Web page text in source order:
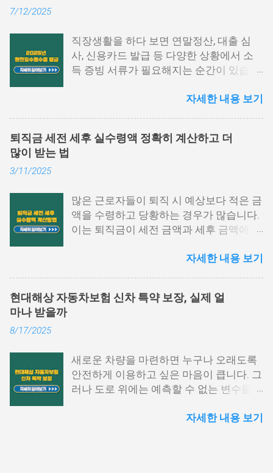
7/12/2025
직장생활을 하다 보면 연말정산, 대출 심
사, 신용카드 발급 등 다양한 상황에서 소
득 증빙 서류가 필요해지는 순간이 있습니
년간의 급여와 세금 납부 내역을 한눈에 확
하는지, 어디에서 발급이 가능한지 막막하
국세청 홈택스에서 발급하는 방법 2. 모바
일 손택스 앱 이용법 3. 회사, 세무서에서도
발급 가능 4. 자주 묻는 질문 5. 맺음말 1.
수영수증 발급방법 중 가장 많이 활용되는
경로는 바로 국세청 홈택스입니다. 인증서
로그인만으로도 간단하게 발급받을 수 있
으며, PC 환경에서 활용도가 높습니다. 아
(카카오, PASS 등)을 통해 로그인합니다.
My홈택스 메뉴 선택 상단 메뉴에서 ‘My홈
택스’를 클릭하고 ‘연말정산 · 지급명세
인 ‘지급명세서 등 제출내역’을 눌러 해당
자세한 내용 보기
퇴직금 세전 세후 실수령액 정확히 계산하고 더
많이 받는 법
3/11/2025
많은 근로자들이 퇴직 시 예상보다 적은 금
액을 수령하고 당황하는 경우가 많습니다.
이는 퇴직금이 세전 금액과 세후 금액에서
세후 실수령액 계산 방법을 정확히 이해하
니다. 이번 글에서는 퇴직금 계산법, 세금
기준으로 계산됩니다. 퇴직금 세전 세후
실수령액 계산 방법을 이해하려면, 먼저 세
전 기준으로 퇴직금을 산출해야 합니다. 1.
과 같습니다. 퇴직금=1일평균임금×30일
자세한 내용 보기
현대해상 자동차보험 신차 특약 보장, 실제 얼
마나 받을까
8/17/2025
새로운 차량을 마련하면 누구나 오래도록
안전하게 이용하고 싶은 마음이 큽니다. 그
러나 도로 위에는 예측할 수 없는 변수들이
할 수 있습니다. 특히 신차의 경우 초기 가
자세한 내용 보기